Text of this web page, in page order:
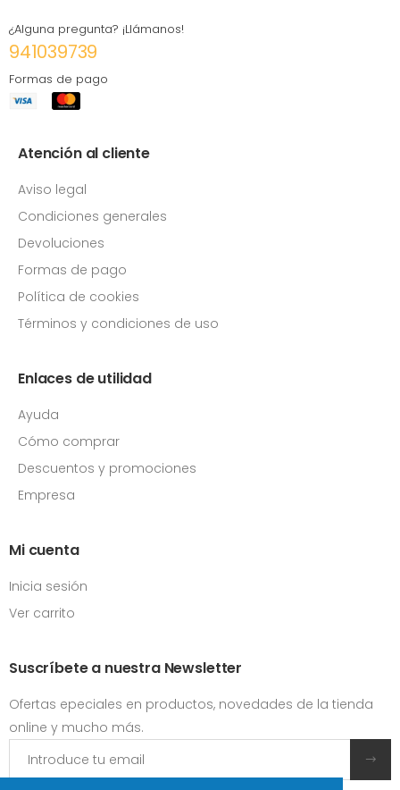
¿Alguna pregunta? ¡Llámanos!
941039739
Formas de pago
Atención al cliente
Aviso legal
Condiciones generales
Devoluciones
Formas de pago
Política de cookies
Términos y condiciones de uso
Enlaces de utilidad
Ayuda
Cómo comprar
Descuentos y promociones
Empresa
Mi cuenta
Inicia sesión
Ver carrito
Suscríbete a nuestra Newsletter
Ofertas epeciales en productos, novedades de la tienda
online y mucho más.